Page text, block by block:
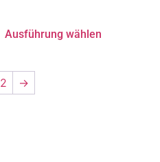
Ausführung wählen
2 →